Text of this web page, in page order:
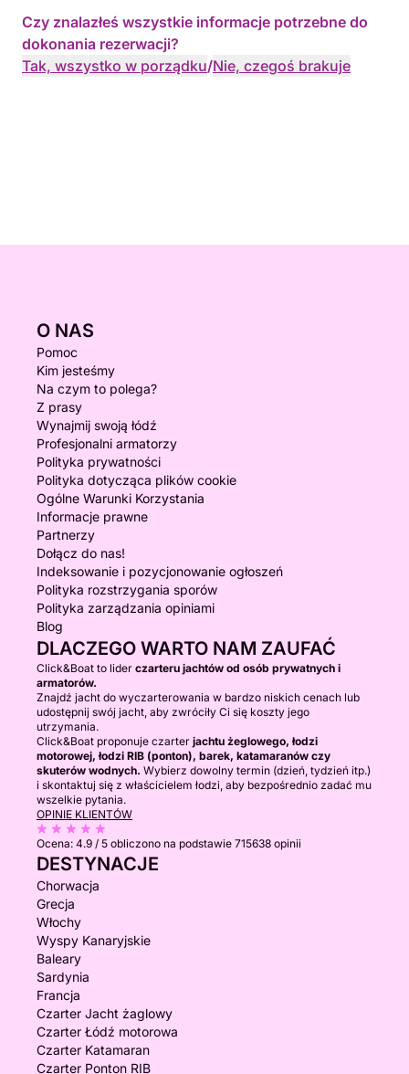
Czy znalazłeś wszystkie informacje potrzebne do
dokonania rezerwacji?
Tak, wszystko w porządku/Nie, czegoś brakuje
O NAS
Pomoc
Kim jesteśmy
Na czym to polega?
Z prasy
Wynajmij swoją łódź
Profesjonalni armatorzy
Polityka prywatności
Polityka dotycząca plików cookie
Ogólne Warunki Korzystania
Informacje prawne
Partnerzy
Dołącz do nas!
Indeksowanie i pozycjonowanie ogłoszeń
Polityka rozstrzygania sporów
Polityka zarządzania opiniami
Blog
DLACZEGO WARTO NAM ZAUFAĆ
Click&Boat to lider czarteru jachtów od osób prywatnych i
armatorów.
Znajdź jacht do wyczarterowania w bardzo niskich cenach lub
udostępnij swój jacht, aby zwróciły Ci się koszty jego
utrzymania.
Click&Boat proponuje czarter jachtu żeglowego, łodzi
motorowej, łodzi RIB (ponton), barek, katamaranów czy
skuterów wodnych. Wybierz dowolny termin (dzień, tydzień itp.)
i skontaktuj się z właścicielem łodzi, aby bezpośrednio zadać mu
wszelkie pytania.
OPINIE KLIENTÓW
Ocena: 4.9 / 5 obliczono na podstawie 715638 opinii
DESTYNACJE
Chorwacja
Grecja
Włochy
Wyspy Kanaryjskie
Baleary
Sardynia
Francja
Czarter Jacht żaglowy
Czarter Łódź motorowa
Czarter Katamaran
Czarter Ponton RIB